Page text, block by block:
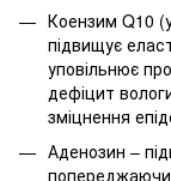
Коензим Q10
підвищує
уповільнює
дефіцит
зміцнення
Аденозин –
попереджаючи